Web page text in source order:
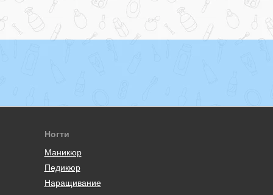
Ногти
Маникюр
Педикюр
Наращивание